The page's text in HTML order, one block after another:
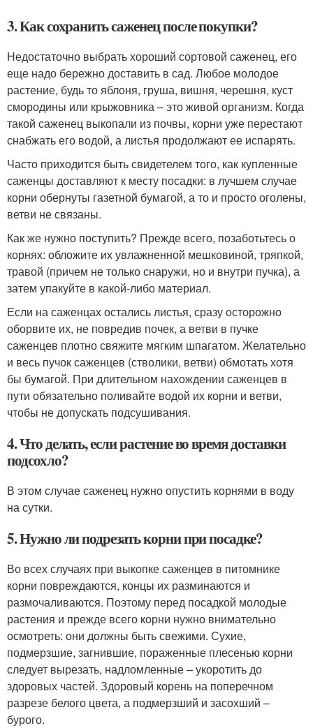
3. Как сохранить саженец после покупки?
Недостаточно выбрать хороший сортовой саженец, его
еще надо бережно доставить в сад. Любое молодое
растение, будь то яблоня, груша, вишня, черешня, куст
смородины или крыжовника – это живой организм. Когда
такой саженец выкопали из почвы, корни уже перестают
снабжать его водой, а листья продолжают ее испарять.
Часто приходится быть свидетелем того, как купленные
саженцы доставляют к месту посадки: в лучшем случае
корни обернуты газетной бумагой, а то и просто оголены,
ветви не связаны.
Как же нужно поступить? Прежде всего, позаботьтесь о
корнях: обложите их увлажненной мешковиной, тряпкой,
травой (причем не только снаружи, но и внутри пучка), а
затем упакуйте в какой-либо материал.
Если на саженцах остались листья, сразу осторожно
оборвите их, не повредив почек, а ветви в пучке
саженцев плотно свяжите мягким шпагатом. Желательно
и весь пучок саженцев (стволики, ветви) обмотать хотя
бы бумагой. При длительном нахождении саженцев в
пути обязательно поливайте водой их корни и ветви,
чтобы не допускать подсушивания.
4. Что делать, если растение во время доставки
подсохло?
В этом случае саженец нужно опустить корнями в воду
на сутки.
5. Нужно ли подрезать корни при посадке?
Во всех случаях при выкопке саженцев в питомнике
корни повреждаются, концы их разминаются и
размочаливаются. Поэтому перед посадкой молодые
растения и прежде всего корни нужно внимательно
осмотреть: они должны быть свежими. Сухие,
подмерзшие, загнившие, пораженные плесенью корни
следует вырезать, надломленные – укоротить до
здоровых частей. Здоровый корень на поперечном
разрезе белого цвета, а подмерзший и засохший –
бурого.